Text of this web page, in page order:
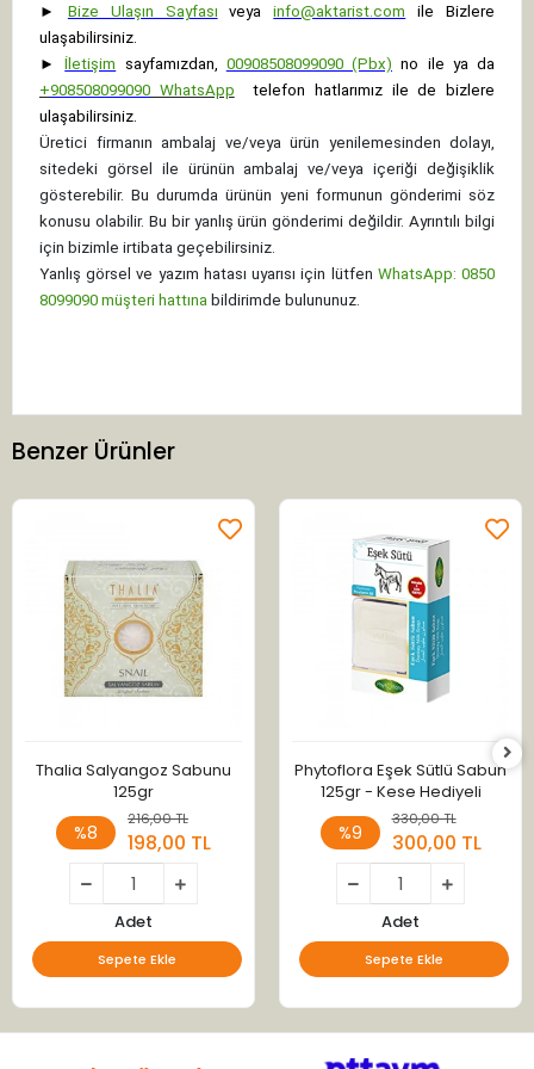
► Bize Ulaşın Sayfası veya info@aktarist.com
ile Bizlere
ulaşabilirsiniz.
►
İletişim sayfamızdan, 00908508099090 (Pbx) no ile ya da
+908508099090 WhatsApp
telefon hatlarımız ile de bizlere
ulaşabilirsiniz.
Üretici firmanın ambalaj ve/veya ürün yenilemesinden dolayı,
sitedeki görsel ile ürünün ambalaj ve/veya içeriği değişiklik
gösterebilir. Bu durumda ürünün yeni formunun gönderimi söz
konusu olabilir. Bu bir yanlış ürün gönderimi değildir. Ayrıntılı bilgi
için bizimle irtibata geçebilirsiniz.
Yanlış görsel ve yazım hatası uyarısı için lütfen WhatsApp: 0850
8099090 müşteri hattına bildirimde bulununuz.
Benzer Ürünler
Thalia Salyangoz Sabunu
125gr
%8
216,00 TL
198,00 TL
Adet
Sepete Ekle
Phytoflora Eşek Sütlü Sabun
125gr - Kese Hediyeli
%9
330,00 TL
300,00 TL
Adet
Sepete Ekle